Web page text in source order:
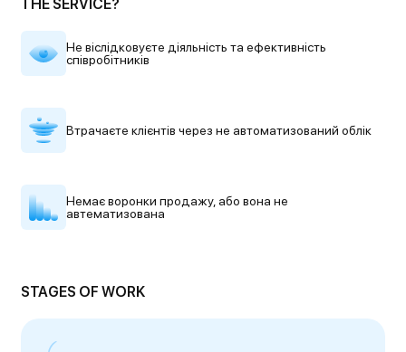
THE SERVICE?
Не віслідковуєте діяльність та ефективність
співробітників
Втрачаєте клієнтів через не автоматизований облік
Немає воронки продажу, або вона не
автематизована
STAGES OF WORK